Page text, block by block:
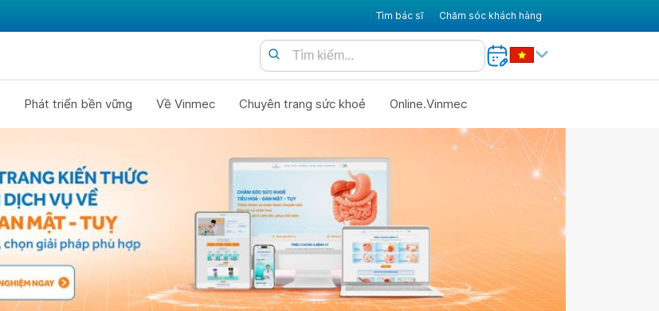
Tìm bác sĩ Chăm sóc khách hàng
Phát triển bền vững Về Vinmec Chuyên trang sức khoẻ Online.Vinmec